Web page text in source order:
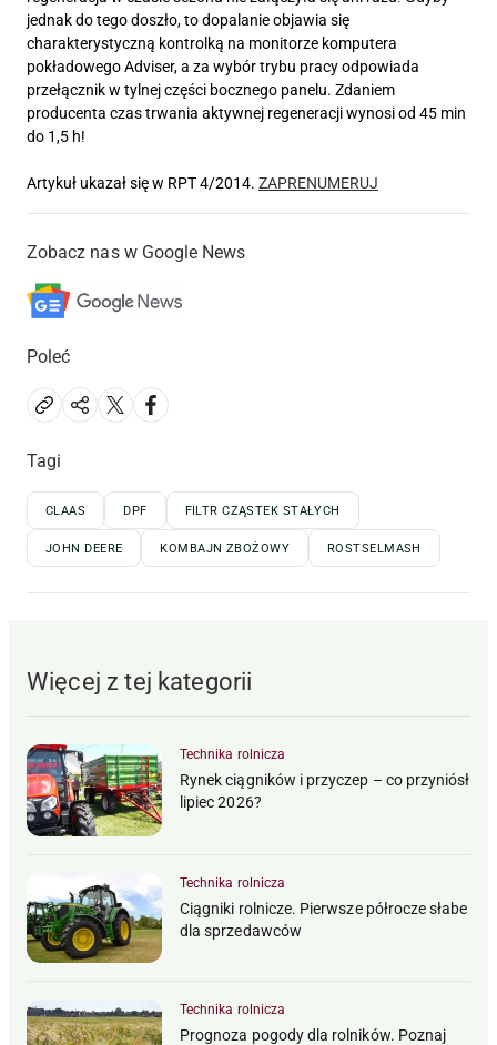
jednak do tego doszło, to dopalanie objawia się
charakterystyczną kontrolką na monitorze komputera
pokładowego Adviser, a za wybór trybu pracy odpowiada
przełącznik w tylnej części bocznego panelu. Zdaniem
producenta czas trwania aktywnej regeneracji wynosi od 45 min
do 1,5 h!
Artykuł ukazał się w RPT 4/2014. ZAPRENUMERUJ
Zobacz nas w Google News
Poleć
Tagi
CLAAS DPF FILTR CZĄSTEK STAŁYCH
JOHN DEERE KOMBAJN ZBOŻOWY ROSTSELMASH
Więcej z tej kategorii
Technika rolnicza
Rynek ciągników i przyczep – co przyniósł
lipiec 2026?
Technika rolnicza
Ciągniki rolnicze. Pierwsze półrocze słabe
dla sprzedawców
Technika rolnicza
Prognoza pogody dla rolników. Poznaj